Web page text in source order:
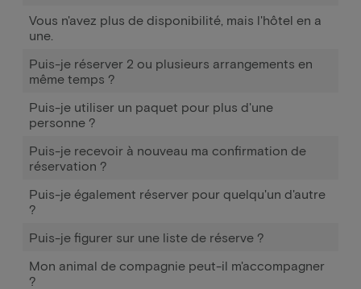
Vous n'avez plus de disponibilité, mais l'hôtel en a
une.
Puis-je réserver 2 ou plusieurs arrangements en
même temps ?
Puis-je utiliser un paquet pour plus d'une
personne ?
Puis-je recevoir à nouveau ma confirmation de
réservation ?
Puis-je également réserver pour quelqu'un d'autre
?
Puis-je figurer sur une liste de réserve ?
Mon animal de compagnie peut-il m'accompagner
?